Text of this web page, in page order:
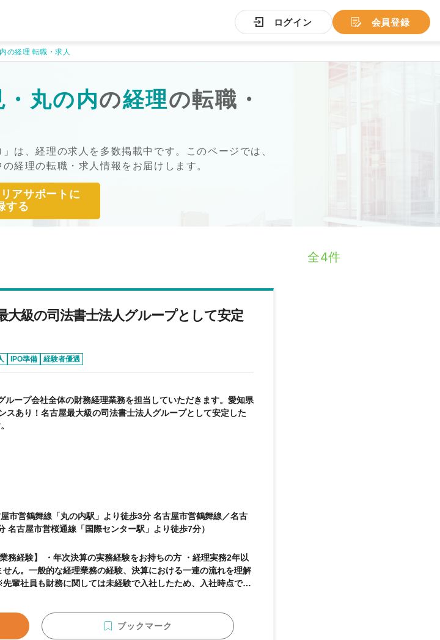
ログイン 会員登録
の経理 転職・求人
丸の内の経理の転職・
は、経理の求人を多数掲載中です。このページでは、
経理の転職・求人情報をお届けします。
アサポートに
する
全4件
大級の司法書士法人グループとして安定
IPO準備 経験者優遇
ループ会社全体の財務経理業務を担当していただきます。愛知県
スあり！名古屋最大級の司法書士法人グループとして安定した
市営鶴舞線「丸の内駅」より徒歩3分 名古屋市営鶴舞線／名古
名古屋市営桜通線「国際センター駅」より徒歩7分）
輩社員も財務に関しては未経験で入社したため、入社時点での
りした行動が求められます。 不動産
もお金を工面できる状態を整えておく必要があります。代表か
ブックマーク